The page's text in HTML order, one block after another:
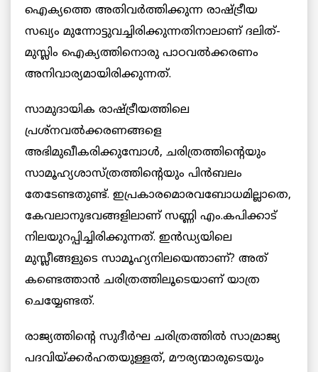
ഐക്യത്തെ അതിവര്‍ത്തിക്കുന്ന രാഷ്ട്രീയ
സഖ്യം മുന്നോട്ടുവച്ചിരിക്കുന്നതിനാലാണ് ദലിത്-
മുസ്ലിം ഐക്യത്തിനൊരു പാഠവല്‍ക്കരണം
അനിവാര്യമായിരിക്കുന്നത്.
സാമുദായിക രാഷ്ട്രീയത്തിലെ
പ്രശ്‌നവല്‍ക്കരണങ്ങളെ
അഭിമുഖീകരിക്കുമ്പോള്‍, ചരിത്രത്തിന്റെയും
സാമൂഹ്യശാസ്ത്രത്തിന്റെയും പിന്‍ബലം
തേടേണ്ടതുണ്ട്. ഇപ്രകാരമൊരവബോധമില്ലാതെ,
കേവലാനുഭവങ്ങളിലാണ് സണ്ണി എം.കപിക്കാട്
നിലയുറപ്പിച്ചിരിക്കുന്നത്. ഇന്‍ഡ്യയിലെ
മുസ്ലീങ്ങളുടെ സാമൂഹ്യനിലയെന്താണ്? അത്
കണ്ടെത്താന്‍ ചരിത്രത്തിലൂടെയാണ് യാത്ര
ചെയ്യേണ്ടത്.
രാജ്യത്തിന്റെ സുദീര്‍ഘ ചരിത്രത്തില്‍ സാമ്രാജ്യ
പദവിയ്ക്കര്‍ഹതയുള്ളത്, മൗര്യന്മാരുടെയും